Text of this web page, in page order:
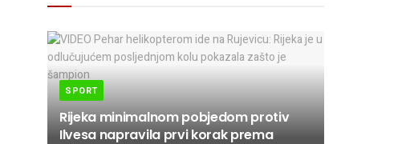
SPORT
Rijeka minimalnom pobjedom protiv
Ilvesa napravila prvi korak prema